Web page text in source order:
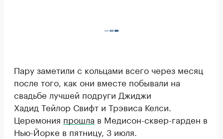
Пару заметили с кольцами всего через месяц
после того, как они вместе побывали на
свадьбе лучшей подруги Джиджи
Хадид Тейлор Свифт и Трэвиса Келси.
Церемония прошла в Медисон-сквер-гарден в
Нью-Йорке в пятницу, 3 июля.